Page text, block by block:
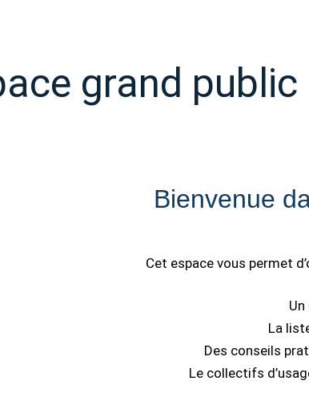
grand public
Bienvenue
Cet espace vous permet
La
Des conseils
Le collectifs